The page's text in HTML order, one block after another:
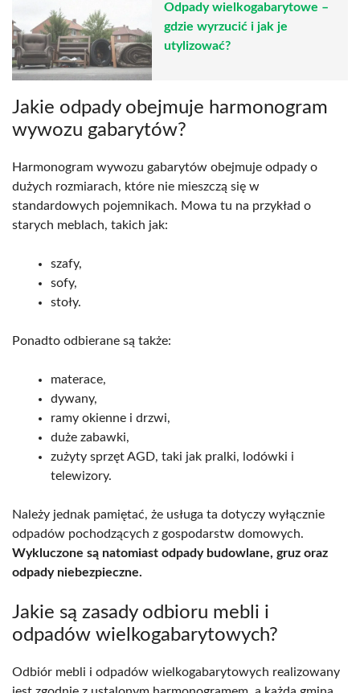
Odpady wielkogabarytowe –
gdzie wyrzucić i jak je
utylizować?
Jakie odpady obejmuje harmonogram
wywozu gabarytów?
Harmonogram wywozu gabarytów obejmuje odpady o
dużych rozmiarach, które nie mieszczą się w
standardowych pojemnikach. Mowa tu na przykład o
starych meblach, takich jak:
szafy,
sofy,
stoły.
Ponadto odbierane są także:
materace,
dywany,
ramy okienne i drzwi,
duże zabawki,
zużyty sprzęt AGD, taki jak pralki, lodówki i
telewizory.
Należy jednak pamiętać, że usługa ta dotyczy wyłącznie
odpadów pochodzących z gospodarstw domowych.
Wykluczone są natomiast odpady budowlane, gruz oraz
odpady niebezpieczne.
Jakie są zasady odbioru mebli i
odpadów wielkogabarytowych?
Odbiór mebli i odpadów wielkogabarytowych realizowany